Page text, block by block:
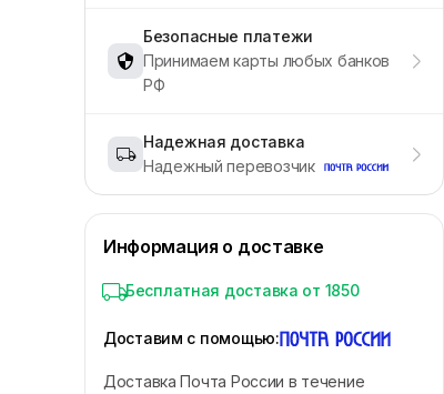
Безопасные платежи
Принимаем карты любых банков
РФ
Надежная доставка
Надежный перевозчик
Информация о доставке
Бесплатная доставка от 1850
Доставим с помощью:
Доставка Почта России в течение